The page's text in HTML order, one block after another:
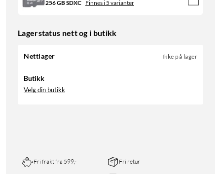
256 GB SDXC Finnes i 5 varianter
Lagerstatus nett og i butikk
Nettlager Ikke på lager
Butikk
Velg din butikk
Fri frakt fra 599,- Fri retur